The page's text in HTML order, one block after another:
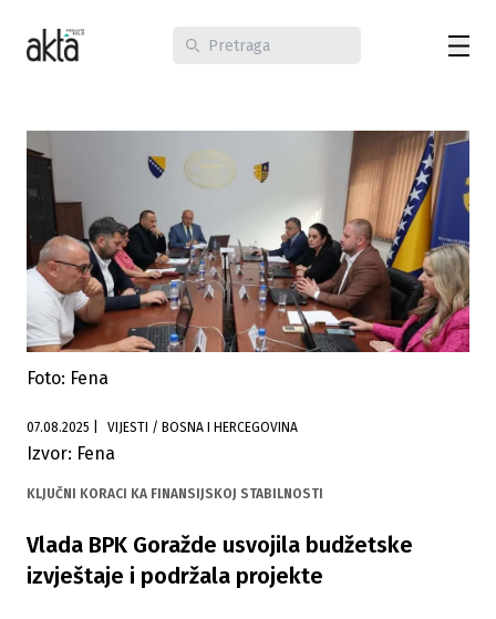
Foto: Fena
07.08.2025 VIJESTI / BOSNA I HERCEGOVINA
Izvor: Fena
KLJUČNI KORACI KA FINANSIJSKOJ STABILNOSTI
Vlada BPK Goražde usvojila budžetske
izvještaje i podržala projekte